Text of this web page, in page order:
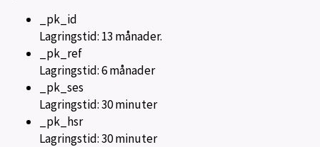
_pk_id
Lagringstid: 13 månader.
_pk_ref
Lagringstid: 6 månader
_pk_ses
Lagringstid: 30 minuter
_pk_hsr
Lagringstid: 30 minuter